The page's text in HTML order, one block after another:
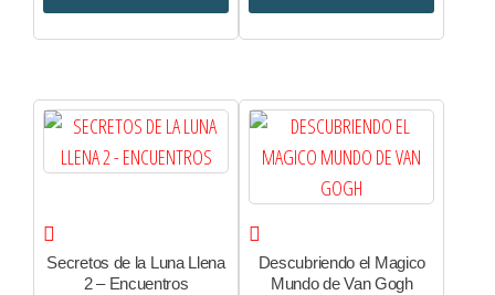
Secretos de la Luna Llena
2 – Encuentros
Descubriendo el Magico
Mundo de Van Gogh